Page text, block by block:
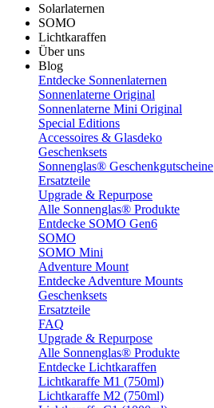
Solarlaternen
SOMO
Lichtkaraffen
Über uns
Blog
Entdecke Sonnenlaternen
Sonnenlaterne Original
Sonnenlaterne Mini Original
Special Editions
Accessoires & Glasdeko
Geschenksets
Sonnenglas® Geschenkgutscheine
Ersatzteile
Upgrade & Repurpose
Alle Sonnenglas® Produkte
Entdecke SOMO Gen6
SOMO
SOMO Mini
Adventure Mount
Entdecke Adventure Mounts
Geschenksets
Ersatzteile
FAQ
Upgrade & Repurpose
Alle Sonnenglas® Produkte
Entdecke Lichtkaraffen
Lichtkaraffe M1 (750ml)
Lichtkaraffe M2 (750ml)